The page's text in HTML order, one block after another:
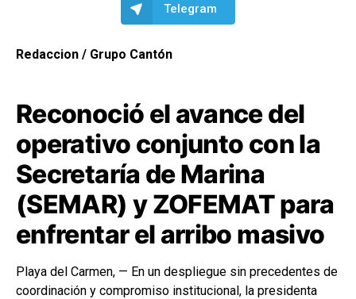
Telegram
Redaccion / Grupo Cantón
Reconoció el avance del
operativo conjunto con la
Secretaría de Marina
(SEMAR) y ZOFEMAT para
enfrentar el arribo masivo
Playa del Carmen, — En un despliegue sin precedentes de
coordinación y compromiso institucional, la presidenta